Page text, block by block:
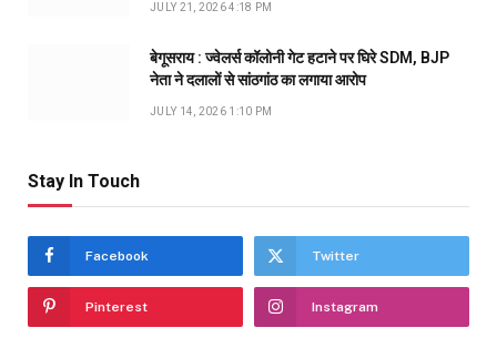
JULY 21, 2026 4:18 PM
बेगूसराय : ज्वेलर्स कॉलोनी गेट हटाने पर घिरे SDM, BJP
नेता ने दलालों से सांठगांठ का लगाया आरोप
JULY 14, 2026 1:10 PM
Stay In Touch
Facebook Twitter
Pinterest Instagram